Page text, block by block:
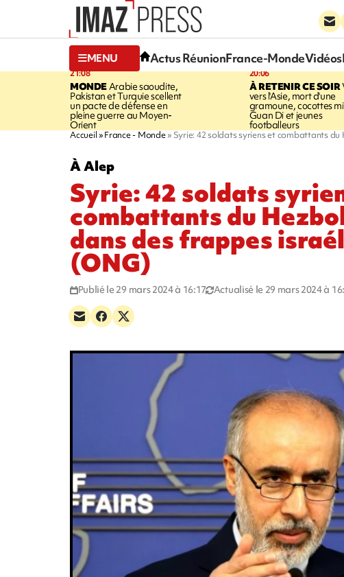
MENU Actus RéunionFrance-MondeVidéos
21:08
MONDE Arabie saoudite,
Pakistan et Turquie scellent
un pacte de défense en
pleine guerre au Moyen-
Orient
20:06
À RETENIR CE SOIR
vers l'Asie, mort d'une
gramoune, cocottes
Guan Di et jeunes
footballeurs
Accueil France - Monde Syrie: 42 soldats syriens et combattants
À Alep
Syrie: 42 soldats
combattants du
dans des frappes
(ONG)
Publié le 29 mars 2024 à 16:17 Actualisé le 29 mars 2024 à